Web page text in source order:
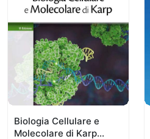
Biologia Cellulare e
Molecolare di Karp